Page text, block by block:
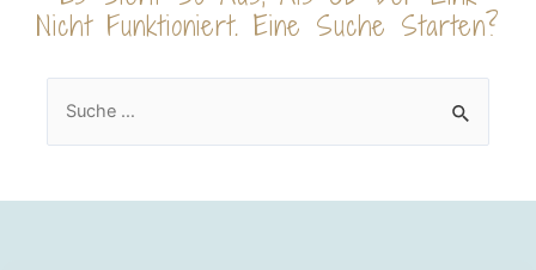
Nicht Funktioniert. Eine Suche Starten?